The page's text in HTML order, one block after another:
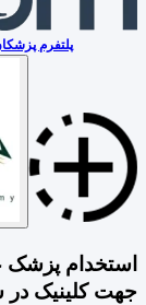
پلتفرم
استخدام پزشک
جهت کلینیک در